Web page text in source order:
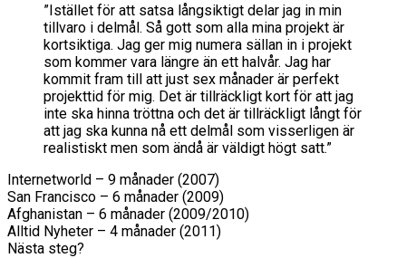
”Istället för att satsa långsiktigt delar jag in min
tillvaro i delmål. Så gott som alla mina projekt är
kortsiktiga. Jag ger mig numera sällan in i projekt
som kommer vara längre än ett halvår. Jag har
kommit fram till att just sex månader är perfekt
projekttid för mig. Det är tillräckligt kort för att jag
inte ska hinna tröttna och det är tillräckligt långt för
att jag ska kunna nå ett delmål som visserligen är
realistiskt men som ändå är väldigt högt satt.”
Internetworld – 9 månader (2007)
San Francisco – 6 månader (2009)
Afghanistan – 6 månader (2009/2010)
Alltid Nyheter – 4 månader (2011)
Nästa steg?